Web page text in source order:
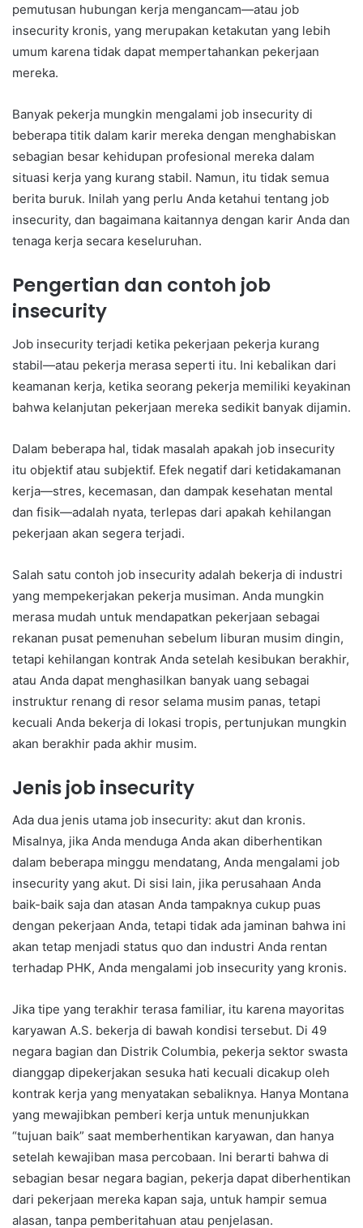
pemutusan hubungan kerja mengancam—atau job
insecurity kronis, yang merupakan ketakutan yang lebih
umum karena tidak dapat mempertahankan pekerjaan
mereka.
Banyak pekerja mungkin mengalami job insecurity di
beberapa titik dalam karir mereka dengan menghabiskan
sebagian besar kehidupan profesional mereka dalam
situasi kerja yang kurang stabil. Namun, itu tidak semua
berita buruk. Inilah yang perlu Anda ketahui tentang job
insecurity, dan bagaimana kaitannya dengan karir Anda dan
tenaga kerja secara keseluruhan.
Pengertian dan contoh job
insecurity
Job insecurity terjadi ketika pekerjaan pekerja kurang
stabil—atau pekerja merasa seperti itu. Ini kebalikan dari
keamanan kerja, ketika seorang pekerja memiliki keyakinan
bahwa kelanjutan pekerjaan mereka sedikit banyak dijamin.
Dalam beberapa hal, tidak masalah apakah job insecurity
itu objektif atau subjektif. Efek negatif dari ketidakamanan
kerja—stres, kecemasan, dan dampak kesehatan mental
dan fisik—adalah nyata, terlepas dari apakah kehilangan
pekerjaan akan segera terjadi.
Salah satu contoh job insecurity adalah bekerja di industri
yang mempekerjakan pekerja musiman. Anda mungkin
merasa mudah untuk mendapatkan pekerjaan sebagai
rekanan pusat pemenuhan sebelum liburan musim dingin,
tetapi kehilangan kontrak Anda setelah kesibukan berakhir,
atau Anda dapat menghasilkan banyak uang sebagai
instruktur renang di resor selama musim panas, tetapi
kecuali Anda bekerja di lokasi tropis, pertunjukan mungkin
akan berakhir pada akhir musim.
Jenis job insecurity
Ada dua jenis utama job insecurity: akut dan kronis.
Misalnya, jika Anda menduga Anda akan diberhentikan
dalam beberapa minggu mendatang, Anda mengalami job
insecurity yang akut. Di sisi lain, jika perusahaan Anda
baik-baik saja dan atasan Anda tampaknya cukup puas
dengan pekerjaan Anda, tetapi tidak ada jaminan bahwa ini
akan tetap menjadi status quo dan industri Anda rentan
terhadap PHK, Anda mengalami job insecurity yang kronis.
Jika tipe yang terakhir terasa familiar, itu karena mayoritas
karyawan A.S. bekerja di bawah kondisi tersebut. Di 49
negara bagian dan Distrik Columbia, pekerja sektor swasta
dianggap dipekerjakan sesuka hati kecuali dicakup oleh
kontrak kerja yang menyatakan sebaliknya. Hanya Montana
yang mewajibkan pemberi kerja untuk menunjukkan
“tujuan baik” saat memberhentikan karyawan, dan hanya
setelah kewajiban masa percobaan. Ini berarti bahwa di
sebagian besar negara bagian, pekerja dapat diberhentikan
dari pekerjaan mereka kapan saja, untuk hampir semua
alasan, tanpa pemberitahuan atau penjelasan.